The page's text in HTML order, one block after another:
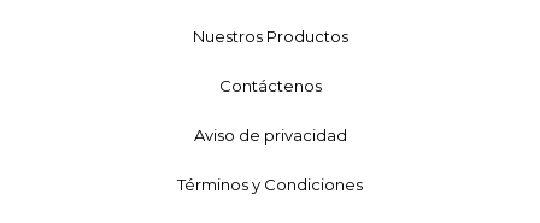
Nuestros Productos
Contáctenos
Aviso de privacidad
Términos y Condiciones